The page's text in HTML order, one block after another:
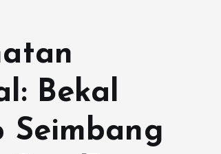
Bekal
Seimbang